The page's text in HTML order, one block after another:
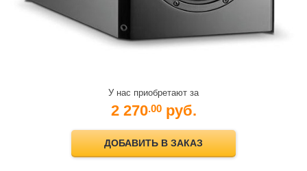
У нас приобретают за
2 270.00 руб.
ДОБАВИТЬ В ЗАКАЗ